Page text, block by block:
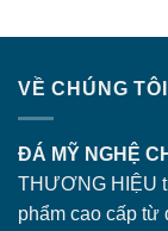
VỀ CHÚNG TÔI
ĐÁ MỸ NGHỆ
THƯƠNG HIỆU
phẩm cao cấp từ